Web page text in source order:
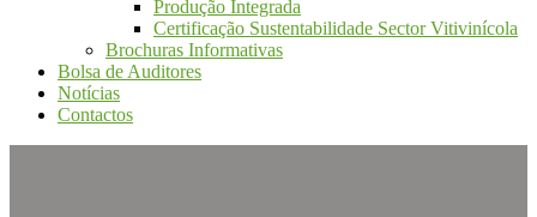
Produção Integrada
Certificação Sustentabilidade Sector Vitivinícola
Brochuras Informativas
Bolsa de Auditores
Notícias
Contactos